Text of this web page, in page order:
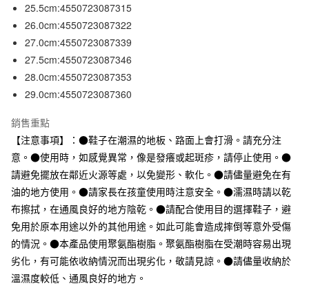
付款後全家取貨
每筆NT$65，滿NT$1,000(含以上)免運費
每筆NT$65，滿NT$1,000(含以上)免運費
付款後7-11取貨
每筆NT$65，滿NT$1,000(含以上)免運費
宅配
每筆NT$150，滿NT$2,000(含以上)免運費
無印良品門市自取
免運費
25.5cm:4550723087315
26.0cm:4550723087322
27.0cm:4550723087339
27.5cm:4550723087346
28.0cm:4550723087353
29.0cm:4550723087360
銷售重點
【注意事項】：●鞋子在潮濕的地板、路面上會打滑。請充分注
意。●使用時，如感覺異常，像是發癢或起斑疹，請停止使用。●
請避免擺放在鄰近火源等處，以免變形、軟化。●請儘量避免在有
油的地方使用。●請家長在孩童使用時注意安全。●濡濕時請以乾
布擦拭，在通風良好的地方陰乾。●請配合使用目的選擇鞋子，避
免用於原本用途以外的其他用途。如此可能會造成摔倒等意外受傷
的情況。●本產品使用聚氨酯樹脂。聚氨酯樹脂在受潮時容易出現
劣化，有可能依收納情況而出現劣化，敬請見諒。●請儘量收納於
溫濕度較低、通風良好的地方。